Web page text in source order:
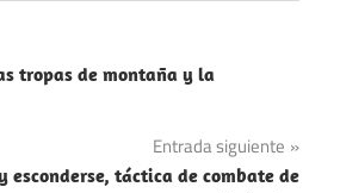
tropas de montaña y la
Entrada siguiente
esconderse, táctica de combate de